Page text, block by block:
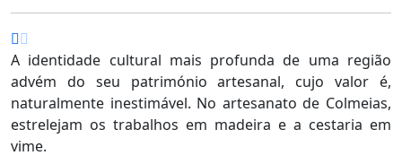
A identidade cultural mais profunda de uma região
advém do seu património artesanal, cujo valor é,
naturalmente inestimável. No artesanato de Colmeias,
estrelejam os trabalhos em madeira e a cestaria em
vime.